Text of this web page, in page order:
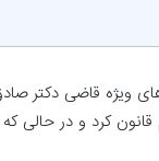
ویژه قاضی دکتر
بعد از ۲ ماه فرار خود را تسلیم